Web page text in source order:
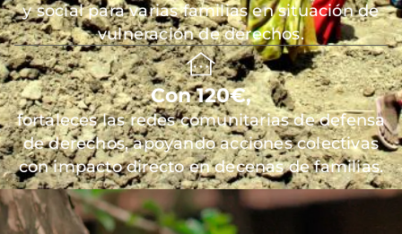
y social para varias familias en situación de
vulneración de derechos.
Con 120€,
fortaleces las redes comunitarias de defensa
de derechos, apoyando acciones colectivas
con impacto directo en decenas de familias.